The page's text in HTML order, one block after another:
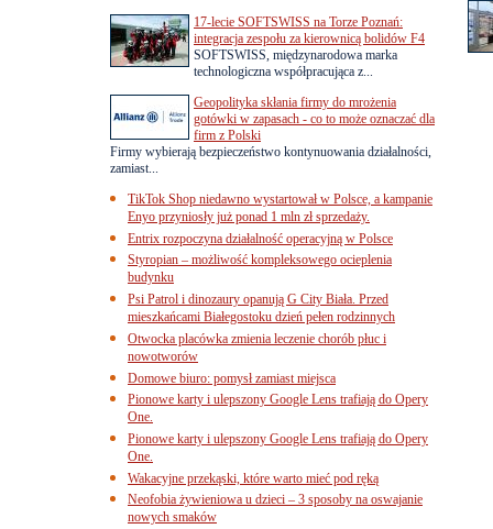
17-lecie SOFTSWISS na Torze Poznań:
integracja zespołu za kierownicą bolidów F4
SOFTSWISS, międzynarodowa marka
technologiczna współpracująca z...
Geopolityka skłania firmy do mrożenia
gotówki w zapasach - co to może oznaczać dla
firm z Polski
Firmy wybierają bezpieczeństwo kontynuowania działalności,
zamiast...
TikTok Shop niedawno wystartował w Polsce, a kampanie
Enyo przyniosły już ponad 1 mln zł sprzedaży.
Entrix rozpoczyna działalność operacyjną w Polsce
Styropian – możliwość kompleksowego ocieplenia
budynku
Psi Patrol i dinozaury opanują G City Biała. Przed
mieszkańcami Białegostoku dzień pełen rodzinnych
Otwocka placówka zmienia leczenie chorób płuc i
nowotworów
Domowe biuro: pomysł zamiast miejsca
Pionowe karty i ulepszony Google Lens trafiają do Opery
One.
Pionowe karty i ulepszony Google Lens trafiają do Opery
One.
Wakacyjne przekąski, które warto mieć pod ręką
Neofobia żywieniowa u dzieci – 3 sposoby na oswajanie
nowych smaków